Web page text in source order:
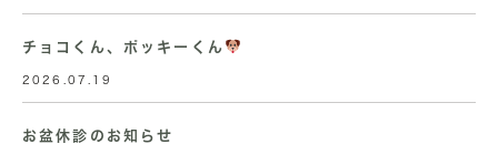
チョコくん、ポッキーくん
2026.07.19
お盆休診のお知らせ